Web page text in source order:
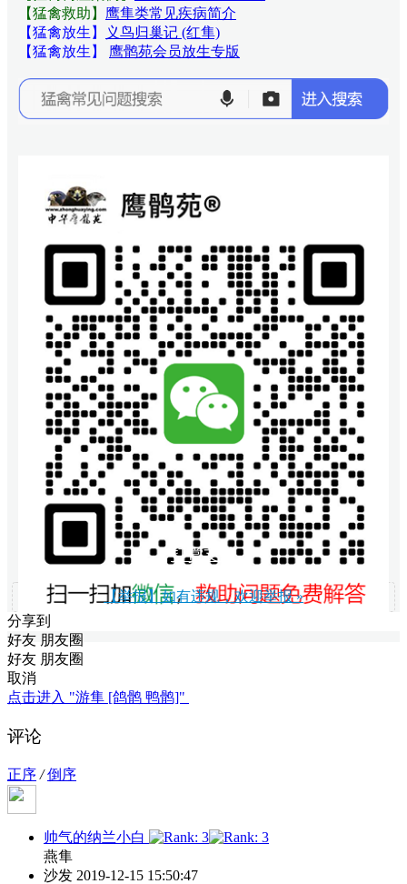
【猛禽救助】 鹰隼类常见疾病简介
【猛禽放生】
义鸟归巢记 (红隼)
【猛禽放生】
鹰鹘苑会员放生专版
打赏支持
【举报】如有违规，欢迎举报 »
分享到
好友 朋友圈
好友 朋友圈
取消
点击进入 "游隼 [鸽鹘 鸭鹘]"
评论
正序 / 倒序
帅气的纳兰小白
燕隼
沙发 2019-12-15 15:50:47